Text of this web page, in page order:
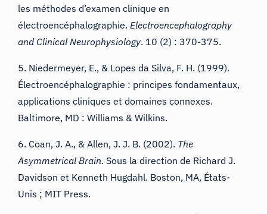
les méthodes d’examen clinique en
électroencéphalographie.Electroencephalography
and Clinical Neurophysiology. 10 (2) : 370-375.
5. Niedermeyer, E., & Lopes da Silva, F. H. (1999).
Électroencéphalographie : principes fondamentaux,
applications cliniques et domaines connexes.
Baltimore, MD : Williams & Wilkins.
6. Coan, J. A., & Allen, J. J. B. (2002). The
Asymmetrical Brain. Sous la direction de Richard J.
Davidson et Kenneth Hugdahl. Boston, MA, États-
Unis ; MIT Press.